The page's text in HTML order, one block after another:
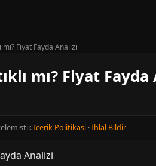
mı? Fiyat Fayda Analizi
mı? Fiyat
Icerik Politikasi ·Ihlal Bildir